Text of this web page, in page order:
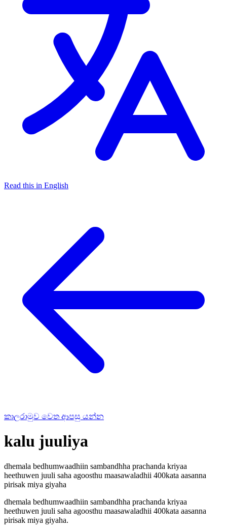
Read this in English
කාලරාමුව වෙත ආපසු යන්න
kalu juuliya
dhemala bedhumwaadhiin sambandhha prachanda kriyaa
heethuwen juuli saha agoosthu maasawaladhii 400kata aasanna
pirisak miya giyaha
dhemala bedhumwaadhiin sambandhha prachanda kriyaa
heethuwen juuli saha agoosthu maasawaladhii 400kata aasanna
pirisak miya giyaha.